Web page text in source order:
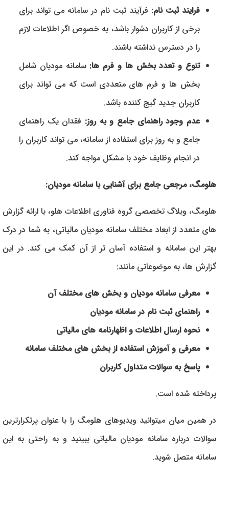
فرایند ثبت نام:فرآیند ثبت نام در سامانه می تواند برای
برخی از کاربران دشوار باشد، به خصوص اگر اطلاعات لازم
را در دسترس نداشته باشند.
تنوع و تعدد بخش ها و فرم ها:سامانه مودیان شامل
بخش ها و فرم های متعددی است که می تواند برای
کاربران جدید گیج کننده باشد.
عدم وجود راهنمای جامع و به روز:فقدان یک راهنمای
جامع و به روز برای استفاده از سامانه، می تواند کاربران را
در انجام وظایف خود با مشکل مواجه کند.
هلومگ، مرجعی جامع برای آشنایی با سامانه مودیان:
هلومگ، وبلاگ تخصصی گروه فناوری اطلاعات هلو، با ارائه گزارش
های متعدد از ابعاد مختلف سامانه مودیان مالیاتی، به شما در درک
بهتر این سامانه و استفاده آسان تر از آن کمک می کند. در این
گزارش ها، به موضوعاتی مانند:
معرفی سامانه مودیان و بخش های مختلف آن
راهنمای ثبت نام در سامانه مودیان
نحوه ارسال اطلاعات و اظهارنامه های مالیاتی
معرفی و آموزش استفاده از بخش های مختلف سامانه
پاسخ به سوالات متداول کاربران
پرداخته شده است.
در همین میان میتوانید ویدیوهای هلومگ را با عنوان پرتکرارترین
سوالات درباره سامانه مودیان مالیاتی ببینید و به راحتی به این
سامانه متصل شوید.